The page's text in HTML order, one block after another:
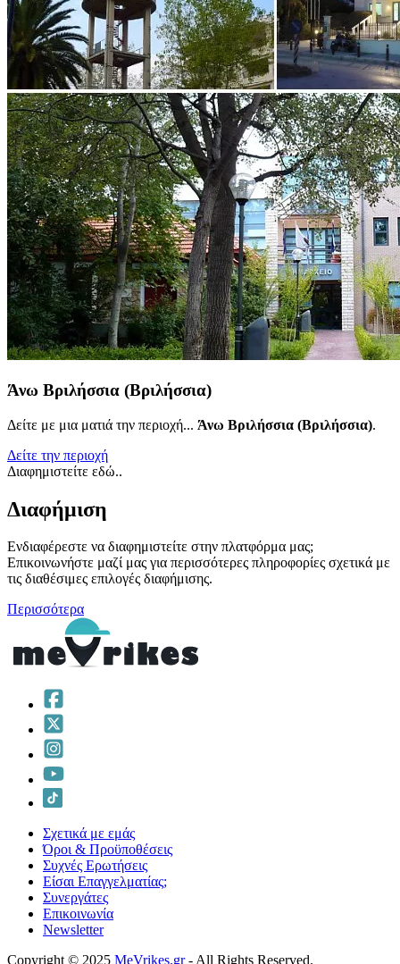
Άνω Βριλήσσια (Βριλήσσια)
Δείτε με μια ματιά την περιοχή... Άνω Βριλήσσια (Βριλήσσια).
Δείτε την περιοχή
Διαφημιστείτε εδώ..
Διαφήμιση
Ενδιαφέρεστε να διαφημιστείτε στην πλατφόρμα μας;
Επικοινωνήστε μαζί μας για περισσότερες πληροφορίες σχετικά με
τις διαθέσιμες επιλογές διαφήμισης.
Περισσότερα
Σχετικά με εμάς
Όροι & Προϋποθέσεις
Συχνές Ερωτήσεις
Είσαι Επαγγελματίας;
Συνεργάτες
Επικοινωνία
Νewsletter
Copyright © 2025 MeVrikes.gr- All Rights Reserved.